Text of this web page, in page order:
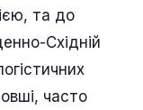
та до
Східній
часто